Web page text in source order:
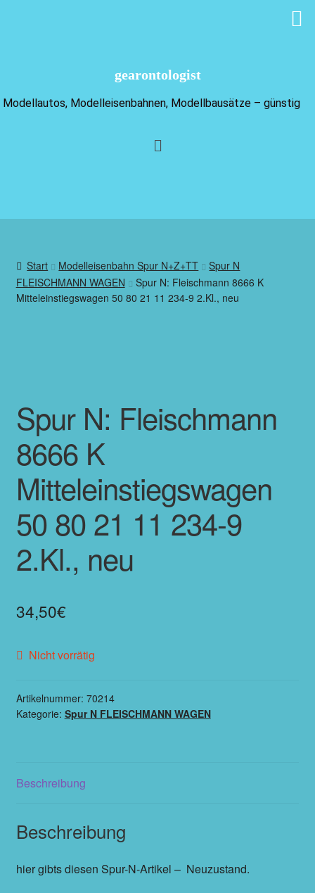
Modellautos, Modelleisenbahnen, Modellbausätze – günstig
Start Modelleisenbahn Spur N+Z+TT
Spur N
FLEISCHMANN WAGEN
Spur N: Fleischmann 8666 K
Mitteleinstiegswagen 50 80 21 11 234-9 2.Kl., neu
Spur N: Fleischmann
8666 K
Mitteleinstiegswagen
50 80 21 11 234-9
2.Kl., neu
34,50€
Nicht vorrätig
Artikelnummer: 70214
Kategorie: Spur N FLEISCHMANN WAGEN
Beschreibung
Beschreibung
hier gibts diesen Spur-N-Artikel – Neuzustand.
gearontologist